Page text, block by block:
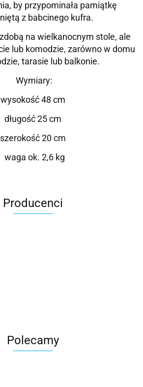
by przypominała pamiątkę
z babcinego kufra.
na wielkanocnym stole, ale
lub komodzie, zarówno w domu
tarasie lub balkonie.
Wymiary:
wysokość 48 cm
długość 25 cm
szerokość 20 cm
waga ok. 2,6 kg
Producenci
Polecamy